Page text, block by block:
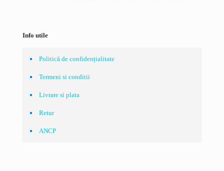
Info utile
Politică de confidențialitate
Termeni si conditii
Livrare si plata
Retur
ANCP